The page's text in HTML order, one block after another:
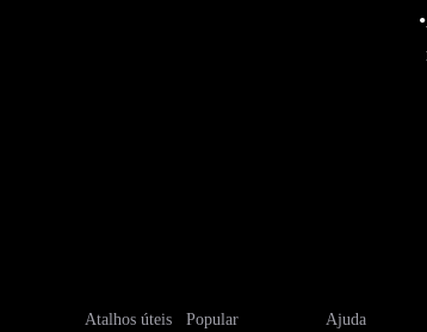
•
Atalhos úteis
Popular
Ajuda